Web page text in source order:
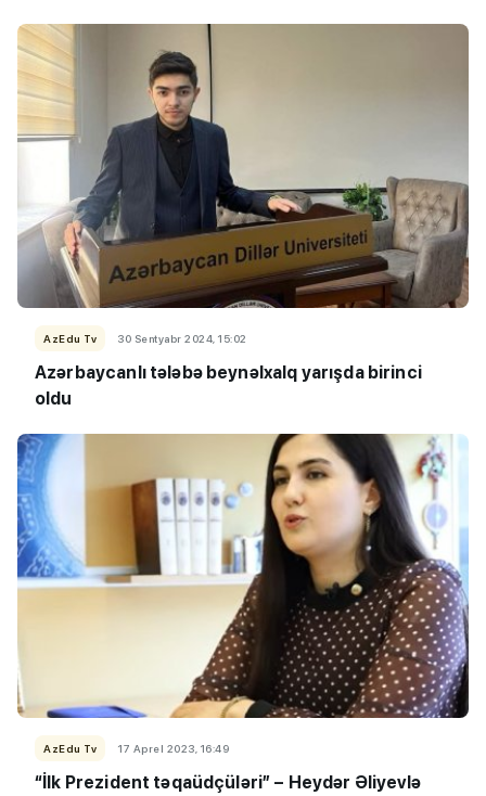
AzEdu Tv 30 Sentyabr 2024, 15:02
Azərbaycanlı tələbə beynəlxalq yarışda birinci
oldu
AzEdu Tv 17 Aprel 2023, 16:49
“İlk Prezident təqaüdçüləri” – Heydər Əliyevlə